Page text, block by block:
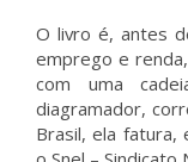
O livro é, antes
emprego e
com uma
diagramador,
Brasil, ela fatura,